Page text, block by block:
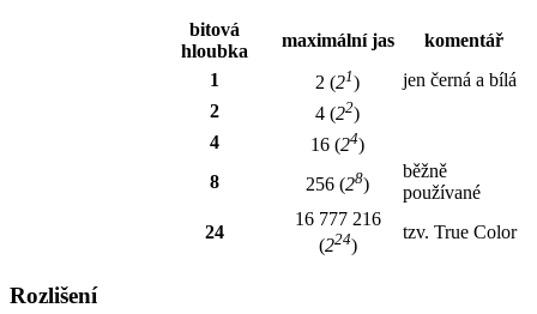
bitová
hloubka
maximální jas
komentář
1
2 (21)
jen černá a bílá
2
4 (22)
4
16 (24)
8
256 (28)
běžně
používané
24
16 777 216
(224)
tzv. True Color
Rozlišení